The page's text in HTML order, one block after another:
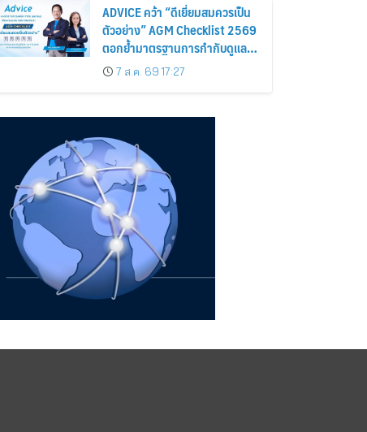
ADVICE คว้า “ดีเยี่ยมสมควรเป็น
ตัวอย่าง” AGM Checklist 2569
ตอกย้ำมาตรฐานการกำกับดูแล
กิจการที่ดี
7 ส.ค. 69 17:27